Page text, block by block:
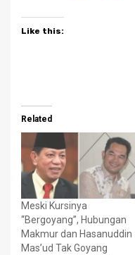
Like this:
Related
Meski Kursinya
“Bergoyang”, Hubungan
Makmur dan Hasanuddin
Mas’ud Tak Goyang